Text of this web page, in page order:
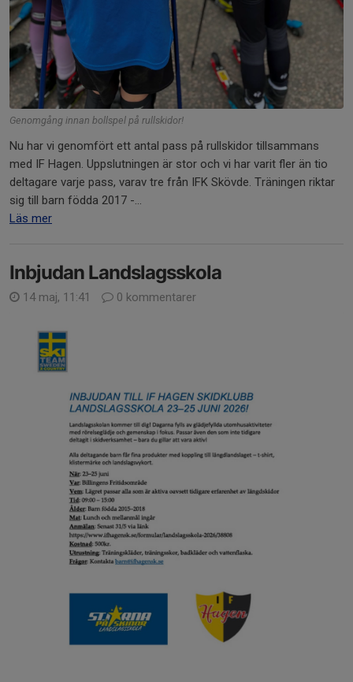
Genomgång innan bollspel på rullskidor!
Nu har vi genomfört ett antal pass på rullskidor tillsammans
med IF Hagen. Uppslutningen är stor och vi har varit fler än tio
deltagare varje pass, varav tre från IFK Skövde. Träningen riktar
sig till barn födda 2017 -...
Läs mer
Inbjudan Landslagsskola
14 maj, 11:41 0 kommentarer